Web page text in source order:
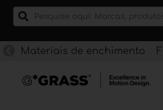
Materiais de enchimento